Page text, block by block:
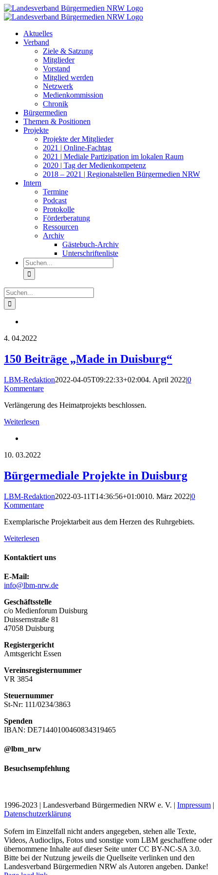
Zum
Inhalt
Aktuelles
Verband
Ziele & Satzung
Mitglieder
Vorstand
Mitglied werden
Netzwerk
Medienkommission
Chronik
Bürgermedien
Themen & Positionen
Projekte
Projekte der Mitglieder
2021 | Online-Fachtag
2021 | Mediale Partizipation im lokalen Raum
2020 | Tag der Medienkompetenz
2018 – 2021 | Regionalstellen Bürgermedien NRW
Intern
Termine
Podcast
Protokolle
Förderberatung
Ressourcen
Archiv
Gästebuch-Archiv
Unterschriftenliste
Suche
nach:
Suche
nach:
4. 04.2022
150 Beiträge „Made in Duisburg“
LBM-Redaktion2022-04-05T09:22:33+02:004. April 2022|0
Kommentare
Verlängerung des Heimatprojekts beschlossen.
Weiterlesen
10. 03.2022
Bürgermediale Projekte in Duisburg
LBM-Redaktion2022-03-11T14:36:56+01:0010. März 2022|0
Kommentare
Exemplarische Projektarbeit aus dem Herzen des Ruhrgebiets.
Weiterlesen
Kontaktiert uns
E-Mail:
info@lbm-nrw.de
Geschäftsstelle
c/o Medienforum Duisburg
Duissernstraße 81
47058 Duisburg
Registergericht
Amtsgericht Essen
Vereinsregisternummer
VR 3854
Steuernummer
St-Nr: 111/0234/3863
Spenden
IBAN: DE71440100460834319465
@lbm_nrw
Besuchsempfehlung
1996-2023 | Landesverband Bürgermedien NRW e. V. | Impressum |
Datenschutzerklärung
Sofern im Einzelfall nicht anders angegeben, stehen alle Texte,
Videos, Audioclips, Fotos und sonstige vom LBM geschaffene oder
übernommene Inhalte auf dieser Seite unter CC BY-NC-SA 3.0.
Bitte bei der Nutzung jeweils die Quellseite verlinken und den
Landesverband Bürgermedien NRW als Autoren angeben. Danke!